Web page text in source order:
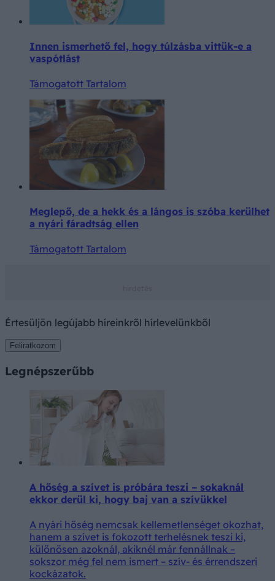
Innen ismerhető fel, hogy túlzásba vittük-e a
vaspótlást
Támogatott Tartalom
Meglepő, de a hekk és a lángos is szóba kerülhet
a nyári fáradtság ellen
Támogatott Tartalom
Értesüljön legújabb híreinkről hírlevelünkből
Feliratkozom
Legnépszerűbb
A hőség a szívet is próbára teszi – sokaknál
ekkor derül ki, hogy baj van a szívükkel
A nyári hőség nemcsak kellemetlenséget okozhat,
hanem a szívet is fokozott terhelésnek teszi ki,
különösen azoknál, akiknél már fennállnak –
sokszor még fel nem ismert – szív- és érrendszeri
kockázatok.